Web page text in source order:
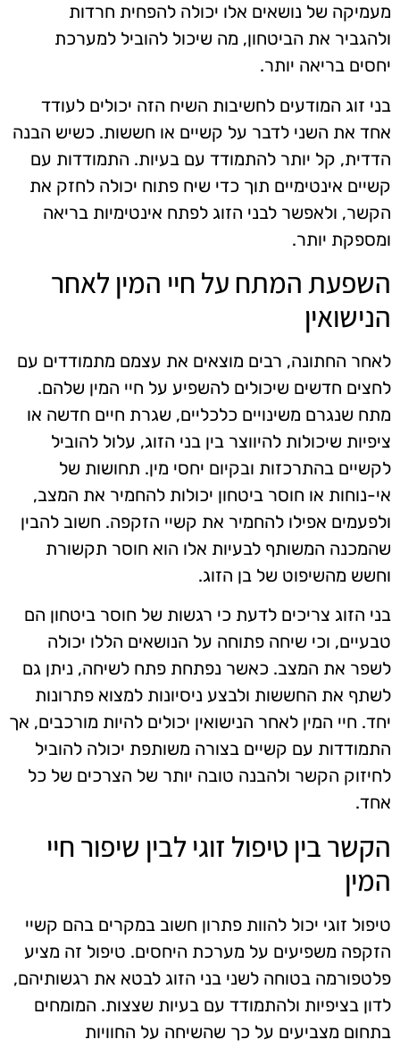
מעמיקה של נושאים אלו יכולה להפחית חרדות
ולהגביר את הביטחון, מה שיכול להוביל למערכת
יחסים בריאה יותר.
בני זוג המודעים לחשיבות השיח הזה יכולים לעודד
אחד את השני לדבר על קשיים או חששות. כשיש הבנה
הדדית, קל יותר להתמודד עם בעיות. התמודדות עם
קשיים אינטימיים תוך כדי שיח פתוח יכולה לחזק את
הקשר, ולאפשר לבני הזוג לפתח אינטימיות בריאה
ומספקת יותר.
השפעת המתח על חיי המין לאחר
הנישואין
לאחר החתונה, רבים מוצאים את עצמם מתמודדים עם
לחצים חדשים שיכולים להשפיע על חיי המין שלהם.
מתח שנגרם משינויים כלכליים, שגרת חיים חדשה או
ציפיות שיכולות להיווצר בין בני הזוג, עלול להוביל
לקשיים בהתרכזות ובקיום יחסי מין. תחושות של
אי-נוחות או חוסר ביטחון יכולות להחמיר את המצב,
ולפעמים אפילו להחמיר את קשיי הזקפה. חשוב להבין
שהמכנה המשותף לבעיות אלו הוא חוסר תקשורת
וחשש מהשיפוט של בן הזוג.
בני הזוג צריכים לדעת כי רגשות של חוסר ביטחון הם
טבעיים, וכי שיחה פתוחה על הנושאים הללו יכולה
לשפר את המצב. כאשר נפתחת פתח לשיחה, ניתן גם
לשתף את החששות ולבצע ניסיונות למצוא פתרונות
יחד. חיי המין לאחר הנישואין יכולים להיות מורכבים, אך
התמודדות עם קשיים בצורה משותפת יכולה להוביל
לחיזוק הקשר ולהבנה טובה יותר של הצרכים של כל
אחד.
הקשר בין טיפול זוגי לבין שיפור חיי
המין
טיפול זוגי יכול להוות פתרון חשוב במקרים בהם קשיי
הזקפה משפיעים על מערכת היחסים. טיפול זה מציע
פלטפורמה בטוחה לשני בני הזוג לבטא את רגשותיהם,
לדון בציפיות ולהתמודד עם בעיות שצצות. המומחים
בתחום מצביעים על כך שהשיחה על החוויות